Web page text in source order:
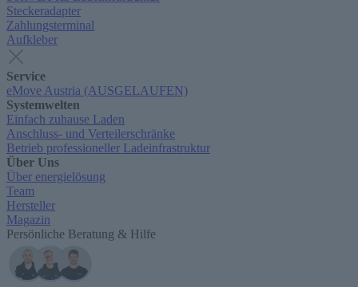
Steckeradapter
Zahlungsterminal
Aufkleber
Service
eMove Austria (AUSGELAUFEN)
Systemwelten
Einfach zuhause Laden
Anschluss- und Verteilerschränke
Betrieb professioneller Ladeinfrastruktur
Über Uns
Über energielösung
Team
Hersteller
Magazin
Persönliche Beratung & Hilfe